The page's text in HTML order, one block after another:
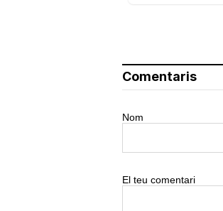
Comentaris
Nom
El teu comentari